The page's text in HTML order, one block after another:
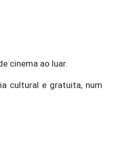
cinema ao luar.
cultural e gratuita, num